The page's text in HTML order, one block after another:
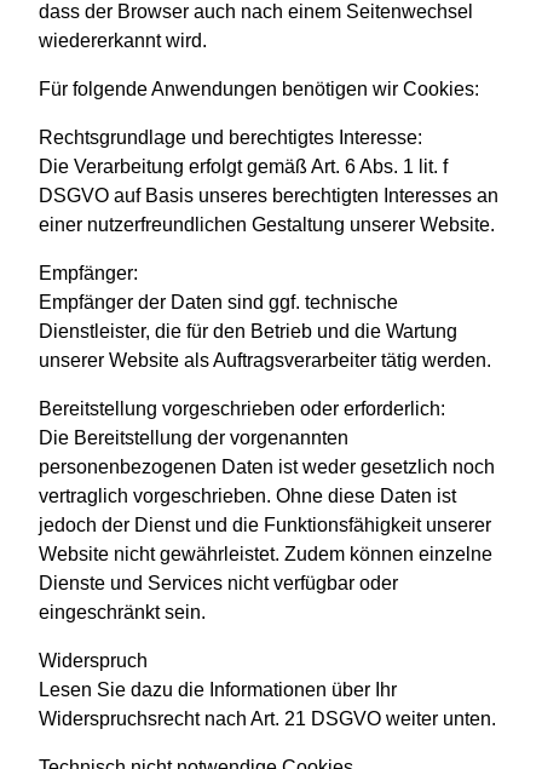
dass der Browser auch nach einem Seitenwechsel
wiedererkannt wird.
Für folgende Anwendungen benötigen wir Cookies:
Rechtsgrundlage und berechtigtes Interesse:
Die Verarbeitung erfolgt gemäß Art. 6 Abs. 1 lit. f
DSGVO auf Basis unseres berechtigten Interesses an
einer nutzerfreundlichen Gestaltung unserer Website.
Empfänger:
Empfänger der Daten sind ggf. technische
Dienstleister, die für den Betrieb und die Wartung
unserer Website als Auftragsverarbeiter tätig werden.
Bereitstellung vorgeschrieben oder erforderlich:
Die Bereitstellung der vorgenannten
personenbezogenen Daten ist weder gesetzlich noch
vertraglich vorgeschrieben. Ohne diese Daten ist
jedoch der Dienst und die Funktionsfähigkeit unserer
Website nicht gewährleistet. Zudem können einzelne
Dienste und Services nicht verfügbar oder
eingeschränkt sein.
Widerspruch
Lesen Sie dazu die Informationen über Ihr
Widerspruchsrecht nach Art. 21 DSGVO weiter unten.